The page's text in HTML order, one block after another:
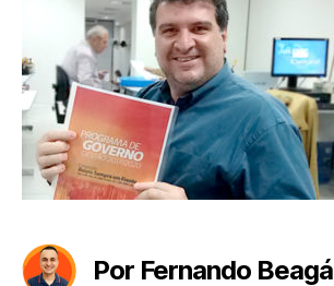
Por Fernando Beagá